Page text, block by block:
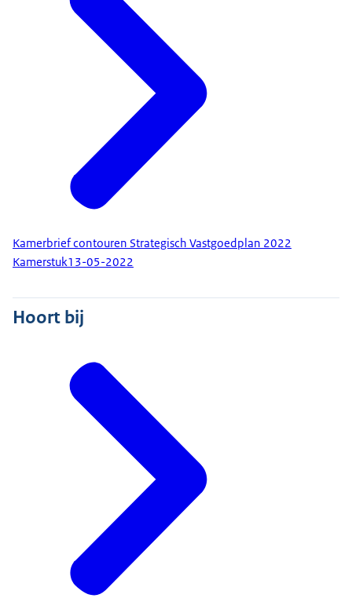
Kamerbrief contouren Strategisch Vastgoedplan 2022
Kamerstuk13-05-2022
Hoort bij